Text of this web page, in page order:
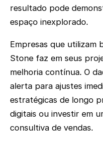
resultado pode
espaço inexplorado.
Empresas que utilizam
Stone faz em seus
melhoria contínua. O
alerta para ajustes
estratégicas de longo
digitais ou investir em
consultiva de vendas.